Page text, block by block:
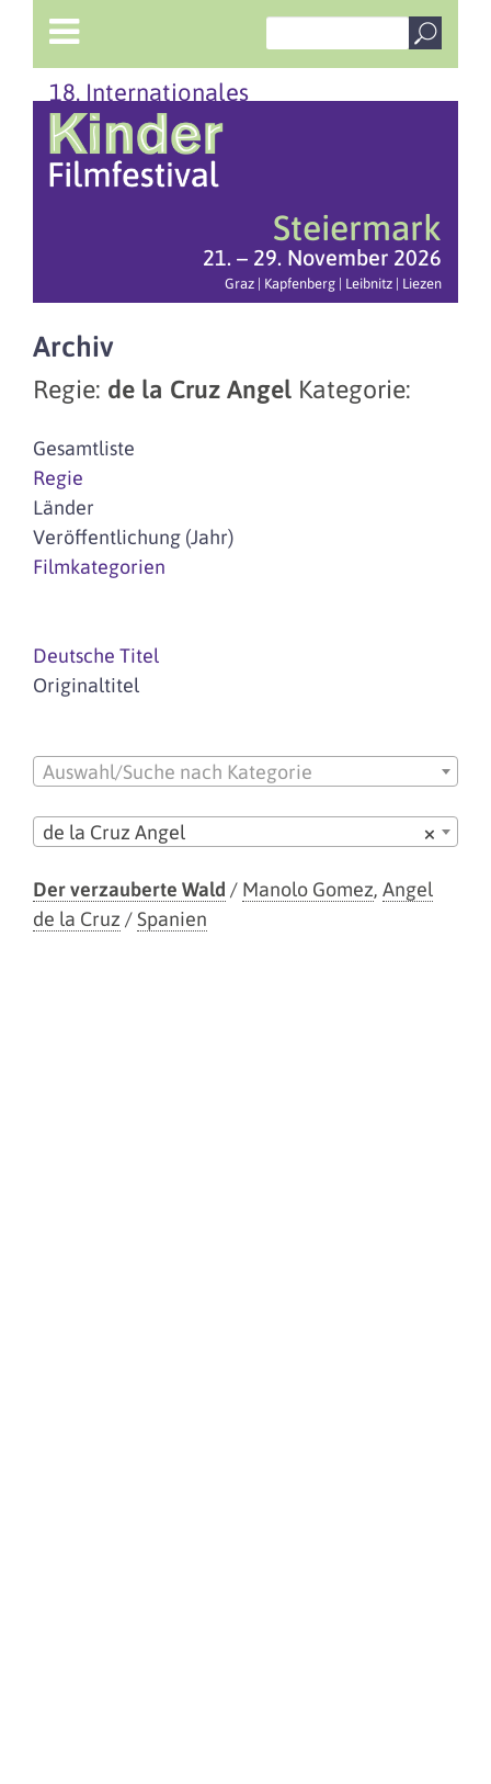
18. Internationales
Steiermark
21. – 29. November 2026
Graz | Kapfenberg | Leibnitz | Liezen
Archiv
Regie: de la Cruz Angel Kategorie:
Gesamtliste
Regie
Länder
Veröffentlichung (Jahr)
Filmkategorien
Deutsche Titel
Originaltitel
Auswahl/Suche nach Kategorie
×
de la Cruz Angel
Der verzauberte Wald / Manolo Gomez, Angel
de la Cruz /Spanien